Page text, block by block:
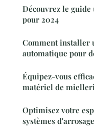
Découvrez le
pour 2024
Comment installer
automatique pour
Équipez-vous
matériel de
Optimisez votre
systèmes